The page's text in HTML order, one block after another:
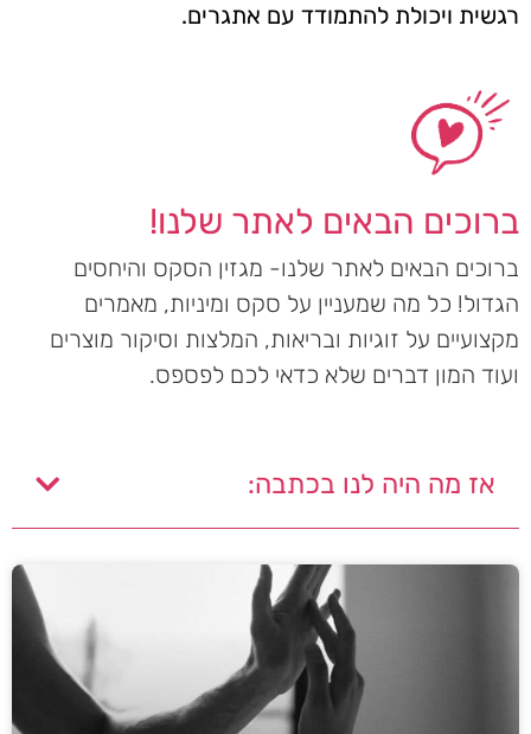
רגשית ויכולת להתמודד עם אתגרים.
ברוכים הבאים לאתר שלנו!
ברוכים הבאים לאתר שלנו- מגזין הסקס והיחסים
הגדול! כל מה שמעניין על סקס ומיניות, מאמרים
מקצועיים על זוגיות ובריאות, המלצות וסיקור מוצרים
ועוד המון דברים שלא כדאי לכם לפספס.
אז מה היה לנו בכתבה: